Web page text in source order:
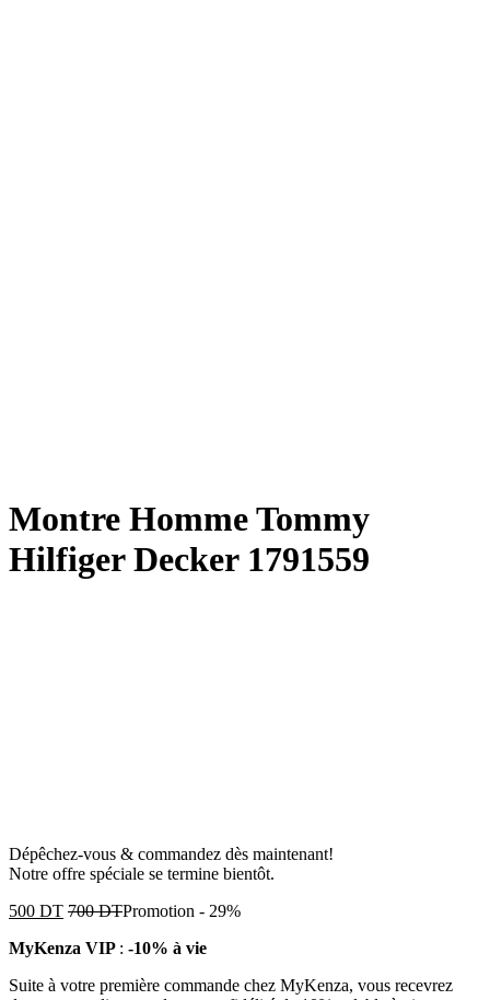
Montre Homme Tommy
Hilfiger Decker 1791559
Dépêchez-vous & commandez dès maintenant!
Notre offre spéciale se termine bientôt.
500 DT 700DTPromotion - 29%
MyKenza VIP : -10% à vie
Suite à votre première commande chez MyKenza, vous recevrez